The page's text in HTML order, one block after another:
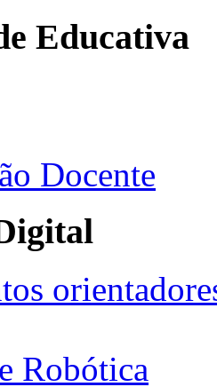
Educativa
Docente
Robótica